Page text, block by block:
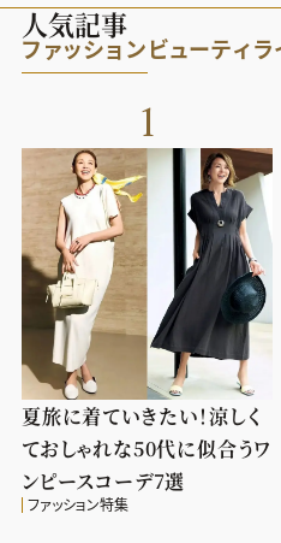
人気記事
ファッション ビューティラ
1
夏旅に着ていきたい！涼しく
ておしゃれな50代に似合うワ
ンピースコーデ7選
ファッション特集